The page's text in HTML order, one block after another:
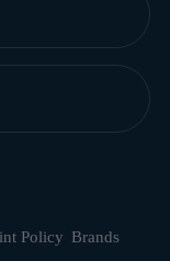
Policy Brands